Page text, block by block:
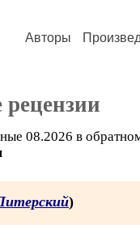
Авторы
08.2026 в
)